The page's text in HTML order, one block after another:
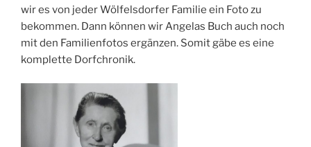
wir es von jeder Wölfelsdorfer Familie ein Foto zu
bekommen. Dann können wir Angelas Buch auch noch
mit den Familienfotos ergänzen. Somit gäbe es eine
komplette Dorfchronik.